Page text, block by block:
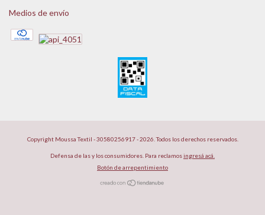
Medios de envío
Copyright Moussa Textil - 30580256917 - 2026. Todos los derechos reservados.
Defensa de las y los consumidores. Para reclamosingresá acá.
Botón de arrepentimiento